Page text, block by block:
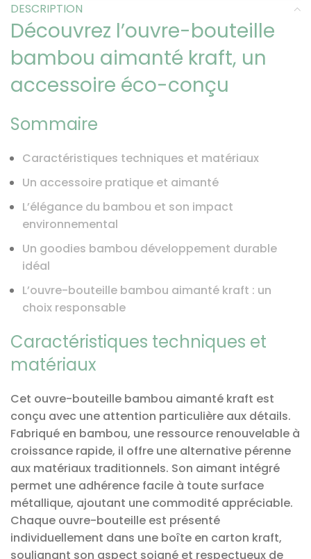
DESCRIPTION
Découvrez l’ouvre-bouteille
bambou aimanté kraft, un
accessoire éco-conçu
Sommaire
Caractéristiques techniques et matériaux
Un accessoire pratique et aimanté
L’élégance du bambou et son impact
environnemental
Un goodies bambou développement durable
idéal
L’ouvre-bouteille bambou aimanté kraft : un
choix responsable
Caractéristiques techniques et
matériaux
Cet ouvre-bouteille bambou aimanté kraft est
conçu avec une attention particulière aux détails.
Fabriqué en bambou, une ressource renouvelable à
croissance rapide, il offre une alternative pérenne
aux matériaux traditionnels. Son aimant intégré
permet une adhérence facile à toute surface
métallique, ajoutant une commodité appréciable.
Chaque ouvre-bouteille est présenté
individuellement dans une boîte en carton kraft,
soulignant son aspect soigné et respectueux de